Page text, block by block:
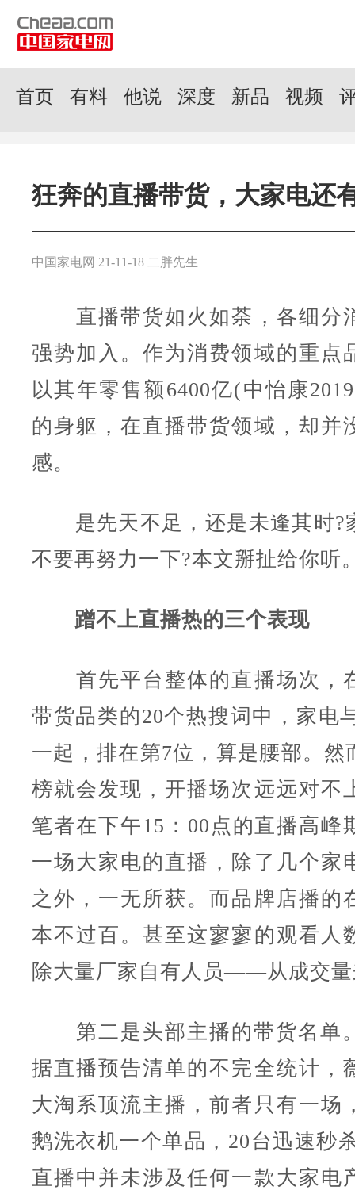
首页 有料 他说 深度 新品 视频
狂奔的直播带货，大家电还
中国家电网 21-11-18 二胖先生
直播带货如火如荼，各细分
强势加入。作为消费领域的重点
以其年零售额6400亿(中怡康
的身躯，在直播带货领域，却并
感。
是先天不足，还是未逢其时?
不要再努力一下?本文掰扯给你听
蹭不上直播热的三个表现
首先平台整体的直播场次，
带货品类的20个热搜词中，家电
一起，排在第7位，算是腰部。然
榜就会发现，开播场次远远对不
笔者在下午15：00点的直播高峰
一场大家电的直播，除了几个家
之外，一无所获。而品牌店播的
本不过百。甚至这寥寥的观看人
除大量厂家自有人员——从成交量
第二是头部主播的带货名单
据直播预告清单的不完全统计，
大淘系顶流主播，前者只有一场
鹅洗衣机一个单品，20台迅速秒
直播中并未涉及任何一款大家电